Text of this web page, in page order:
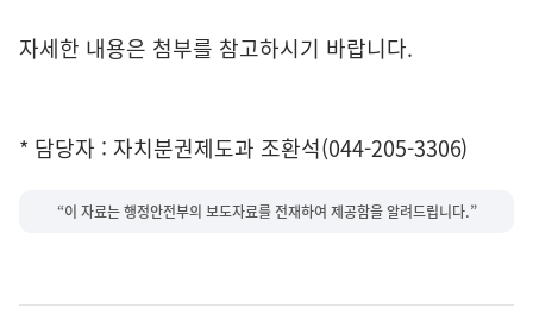
자세한 내용은 첨부를 참고하시기 바랍니다.
* 담당자 : 자치분권제도과 조환석(044-205-3306)
“이 자료는 행정안전부의 보도자료를 전재하여 제공함을 알려드립니다.”